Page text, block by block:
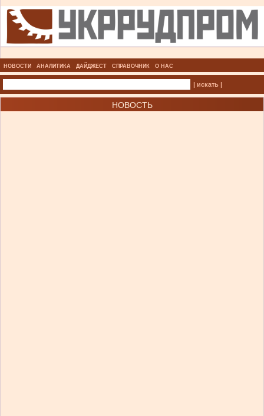
НОВОСТИ АНАЛИТИКА ДАЙДЖЕСТ СПРАВОЧНИК О НАС
| искать |
НОВОСТЬ